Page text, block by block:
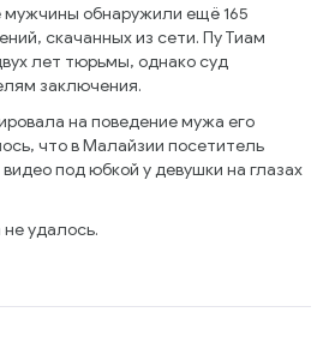
мужчины обнаружили ещё 165
скачанных из сети. Пу Тиам
лет тюрьмы, однако суд
заключения.
на поведение мужа его
что в Малайзии посетитель
под юбкой у девушки на глазах
удалось.